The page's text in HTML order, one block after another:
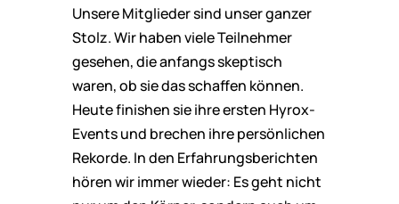
Unsere Mitglieder sind unser ganzer
Stolz. Wir haben viele Teilnehmer
gesehen, die anfangs skeptisch
waren, ob sie das schaffen können.
Heute finishen sie ihre ersten Hyrox-
Events und brechen ihre persönlichen
Rekorde. In den Erfahrungsberichten
hören wir immer wieder: Es geht nicht